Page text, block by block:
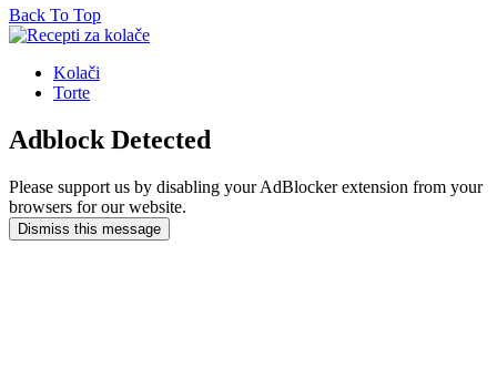
Back To Top
Kolači
Torte
Adblock Detected
Please support us by disabling your AdBlocker extension from your
browsers for our website.
Dismiss this message